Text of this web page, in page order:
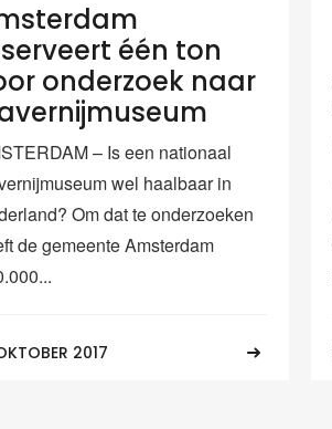
één ton
onderzoek naar
– Is een nationaal
wel haalbaar in
Om dat te onderzoeken
de gemeente Amsterdam
2017